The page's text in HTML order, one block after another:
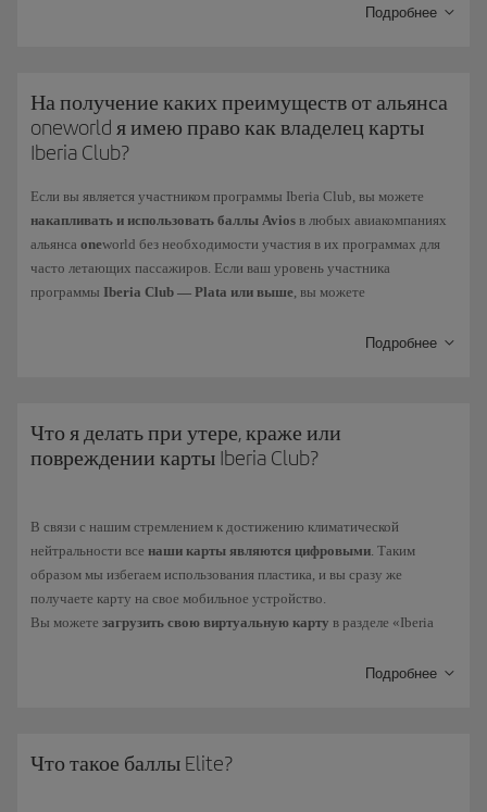
изменить в течение 3 часов, а также удалить историю и пароли сайта
системы, полученным при вводе данного пароля. Помните, что вам
придется выбрать другой пароль. Вы можете изменить его на тот,
который хотите, в меню «Мой профиль > Настройки вашей учетной
учетная запись была заблокирована, свяжитесь с нами
форму .
Карта Iberia Club не требует повторной активации даже в те
периоды, когда не используется.
Подробнее
На получение каких преимуществ от альянса
oneworld я имею право как владелец карты
Iberia Club?
Если вы является участником программы Iberia Club, вы можете
накапливать и использовать баллы Avios в любых авиакомпаниях
альянса oneworld без необходимости участия в их программах для
часто летающих пассажиров. Если ваш уровень участника
программы Iberia Club — Plata или выше, вы можете
бронирование мест, провоз дополнительного
другими авиакомпаниями альянсаoneworld.
Подробнее
Что я делать при утере, краже или
повреждении карты Iberia Club?
В связи с нашим стремлением к достижению климатической
нейтральности все наши карты являются цифровыми. Таким
образом мы избегаем использования пластика, и вы сразу же
получаете карту на свое мобильное устройство.
Вы можете загрузить свою виртуальную карту в разделе «Iberia
, чтобы использовать
Наши клиенты Iberia Club Platino, Platino Prime, Infinita или Infinita
Подробнее
Что такое баллы Elite?